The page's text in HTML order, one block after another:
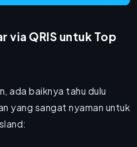
via QRIS untuk Top
ada baiknya tahu dulu
yang sangat nyaman untuk